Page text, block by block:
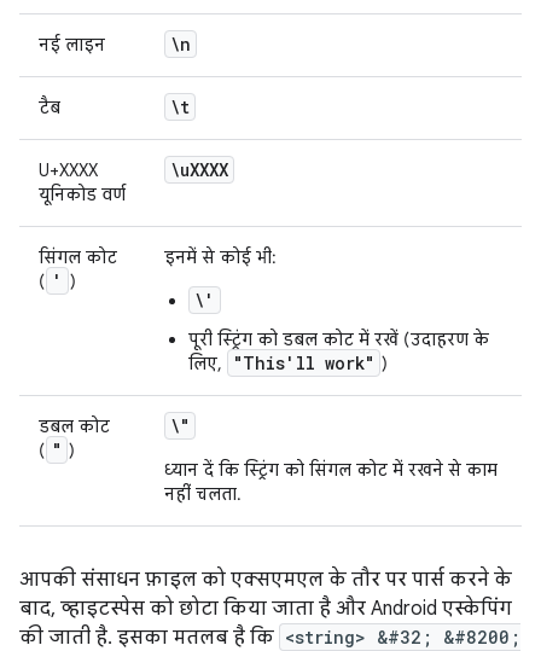
नई लाइन \n
टैब \t
U+XXXX
यूनिकोड वर्ण
\uXXXX
सिंगल कोट
( ' )
इनमें से कोई भी:
\'
पूरी स्ट्रिंग को डबल कोट में रखें (उदाहरण के
लिए,
"This'll work" )
डबल कोट
( " )
\"
ध्यान दें कि स्ट्रिंग को सिंगल कोट में रखने से काम
नहीं चलता.
आपकी संसाधन फ़ाइल को एक्सएमएल के तौर पर पार्स करने के
बाद, व्हाइटस्पेस को छोटा किया जाता है और Android एस्केपिंग
की जाती है. इसका मतलब है कि <string> &#32; &#8200;